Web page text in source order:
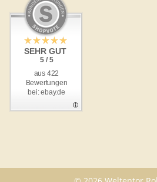
SEHR GUT
5 / 5
aus 422
Bewertungen
bei: ebay.de